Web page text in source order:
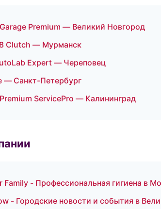
Premium — Великий Новгород
Clutch — Мурманск
Expert — Череповец
— Санкт-Петербург
ServicePro — Калининград
Family - Профессиональная гигиена в
- Городские новости и события в